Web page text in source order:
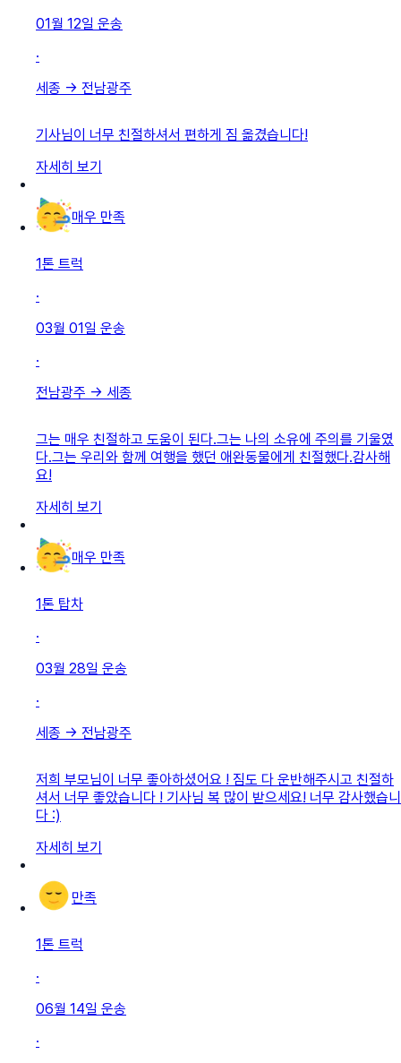
01월 12일 운송
·
세종 → 전남광주
기사님이 너무 친절하셔서 편하게 짐 옮겼습니다!
자세히 보기
매우 만족
1톤 트럭
·
03월 01일 운송
·
전남광주 → 세종
그는 매우 친절하고 도움이 된다.그는 나의 소유에 주의를 기울였
다.그는 우리와 함께 여행을 했던 애완동물에게 친절했다.감사해
요!
자세히 보기
매우 만족
1톤 탑차
·
03월 28일 운송
·
세종 → 전남광주
저희 부모님이 너무 좋아하셨어요 ! 짐도 다 운반해주시고 친절하
셔서 너무 좋았습니다 ! 기사님 복 많이 받으세요! 너무 감사했습니
다 :)
자세히 보기
만족
1톤 트럭
·
06월 14일 운송
·